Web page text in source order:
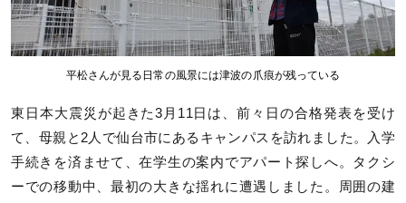
平松さんが見る日常の風景には津波の爪痕が残っている
東日本大震災が起きた3月11日は、前々日の合格発表を受け
て、母親と2人で仙台市にあるキャンパスを訪れました。入学
手続きを済ませて、在学生の案内でアパート探しへ。タクシ
ーでの移動中、最初の大きな揺れに遭遇しました。周囲の建